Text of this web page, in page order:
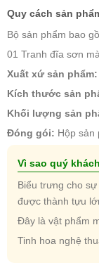
Quy cách sản
Bộ sản phẩm bao
01 Tranh đĩa sơn
Xuất xứ sản phẩm:
Kích thước sản
Khối lượng sản
Đóng gói: Hộp sản
Vì sao quý
Biểu trưng cho
được thành tựu
Đây là vật phẩm
Tinh hoa nghệ